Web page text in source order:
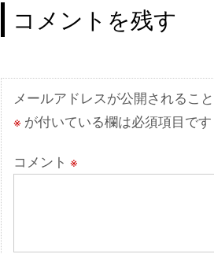
ナ
ビ
ゲ
ー
シ
ョ
ン
コメントを残す
メールアドレスが公開されること
※ が付いている欄は必須項目です
コメント ※